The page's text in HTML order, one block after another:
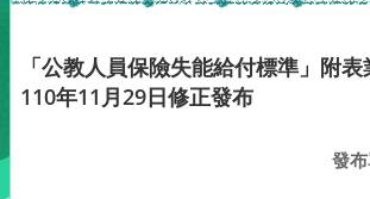
「公教人員保險失能給付標準」附
110年11月29日修正發布
發布